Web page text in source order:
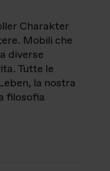
Charakter
Mobili che
diverse
Tutte le
la nostra
filosofia